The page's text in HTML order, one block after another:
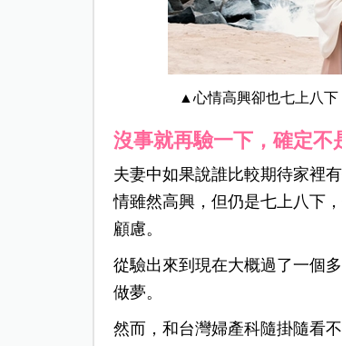
▲心情高興卻也七上八下
沒事就再驗一下，確定不
夫妻中如果說誰比較期待家裡
情雖然高興，但仍是七上八下
顧慮。
從驗出來到現在大概過了一個
做夢。
然而，和台灣婦產科隨掛隨看